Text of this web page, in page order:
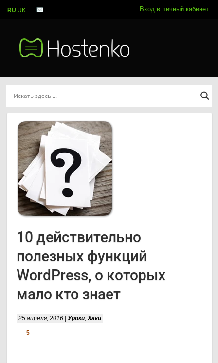
Вход в личный кабинет
10 действительно
полезных функций
WordPress, о которых
мало кто знает
25 апреля, 2016 |Уроки,Хаки
5
RU UK